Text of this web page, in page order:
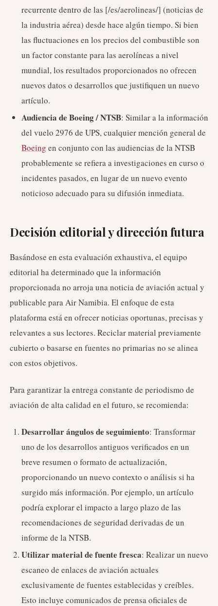
recurrente dentro de las [/es/aerolineas/] (noticias de
la industria aérea) desde hace algún tiempo. Si bien
las fluctuaciones en los precios del combustible son
un factor constante para las aerolíneas a nivel
mundial, los resultados proporcionados no ofrecen
nuevos datos o desarrollos que justifiquen un nuevo
artículo.
Audiencia de Boeing / NTSB: Similar a la información
del vuelo 2976 de UPS, cualquier mención general de
Boeing en conjunto con las audiencias de la NTSB
probablemente se refiera a investigaciones en curso o
incidentes pasados, en lugar de un nuevo evento
noticioso adecuado para su difusión inmediata.
Decisión editorial y dirección futura
Basándose en esta evaluación exhaustiva, el equipo
editorial ha determinado que la información
proporcionada no arroja una noticia de aviación actual y
publicable para Air Namibia. El enfoque de esta
plataforma está en ofrecer noticias oportunas, precisas y
relevantes a sus lectores. Reciclar material previamente
cubierto o basarse en fuentes no primarias no se alinea
con estos objetivos.
Para garantizar la entrega constante de periodismo de
aviación de alta calidad en el futuro, se recomienda:
Desarrollar ángulos de seguimiento: Transformar
uno de los desarrollos antiguos verificados en un
breve resumen o formato de actualización,
proporcionando un nuevo contexto o análisis si ha
surgido más información. Por ejemplo, un artículo
podría explorar el impacto a largo plazo de las
recomendaciones de seguridad derivadas de un
informe de la NTSB.
Utilizar material de fuente fresca: Realizar un nuevo
escaneo de enlaces de aviación actuales
exclusivamente de fuentes establecidas y creíbles.
Esto incluye comunicados de prensa oficiales de